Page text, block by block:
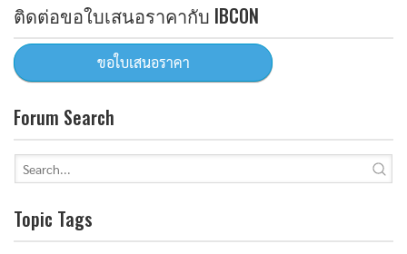
ติดต่อขอใบเสนอราคากับ IBCON
Forum Search
Topic Tags